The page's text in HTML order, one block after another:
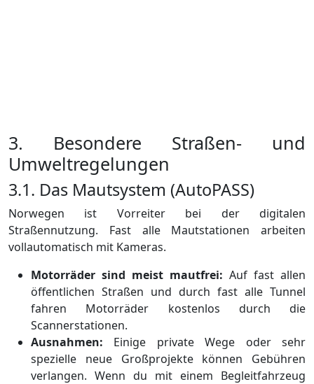
3. Besondere Straßen- und
Umweltregelungen
3.1. Das Mautsystem (AutoPASS)
Norwegen ist Vorreiter bei der digitalen
Straßennutzung. Fast alle Mautstationen arbeiten
vollautomatisch mit Kameras.
Motorräder sind meist mautfrei: Auf fast allen
öffentlichen Straßen und durch fast alle Tunnel
fahren Motorräder kostenlos durch die
Scannerstationen.
Ausnahmen: Einige private Wege oder sehr
spezielle neue Großprojekte können Gebühren
verlangen. Wenn du mit einem Begleitfahrzeug